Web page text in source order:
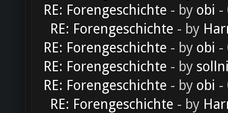
RE: Forengeschichte - by obi -
RE: Forengeschichte - by
RE: Forengeschichte - by obi -
RE: Forengeschichte - by
RE: Forengeschichte - by obi -
RE: Forengeschichte - by